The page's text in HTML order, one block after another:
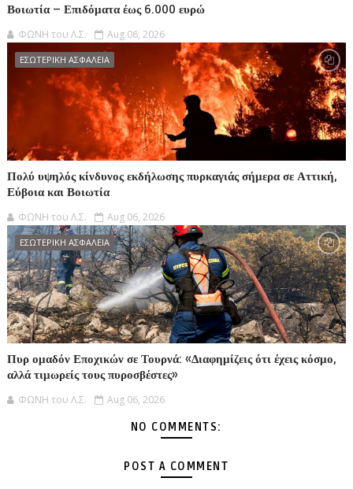
Βοιωτία – Επιδόματα έως 6.000 ευρώ
ΦΩΝΗ του Λ.Σ. Aug 06, 2026
ΕΣΩΤΕΡΙΚΗ ΑΣΦΑΛΕΙΑ
Πολύ υψηλός κίνδυνος εκδήλωσης πυρκαγιάς σήμερα σε Αττική,
Εύβοια και Βοιωτία
ΦΩΝΗ του Λ.Σ. Aug 06, 2026
ΕΣΩΤΕΡΙΚΗ ΑΣΦΑΛΕΙΑ
Πυρ ομαδόν Εποχικών σε Τουρνά: «Διαφημίζεις ότι έχεις κόσμο,
αλλά τιμωρείς τους πυροσβέστες»
ΦΩΝΗ του Λ.Σ. Aug 06, 2026
NO COMMENTS:
POST A COMMENT